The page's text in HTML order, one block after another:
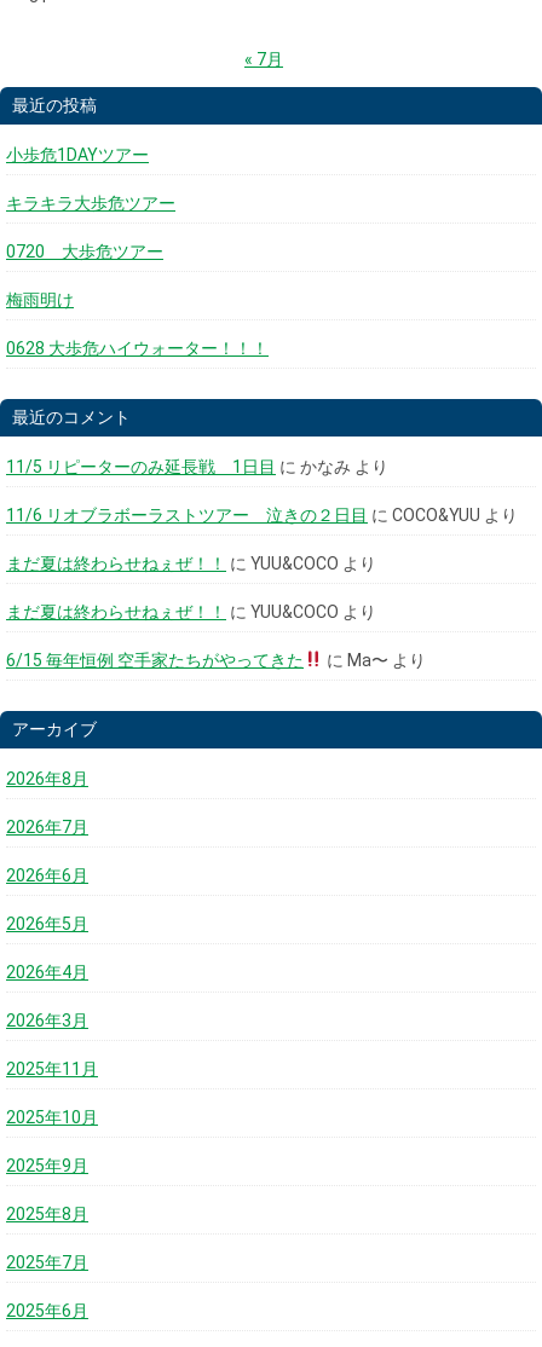
« 7月
最近の投稿
小歩危1DAYツアー
キラキラ大歩危ツアー
0720 大歩危ツアー
梅雨明け
0628 大歩危ハイウォーター！！！
最近のコメント
11/5 リピーターのみ延長戦 1日目 に かなみ より
11/6 リオブラボーラストツアー 泣きの２日目 に COCO&YUU より
まだ夏は終わらせねぇぜ！！ に YUU&COCO より
まだ夏は終わらせねぇぜ！！ に YUU&COCO より
6/15 毎年恒例 空手家たちがやってきた に Ma〜 より
アーカイブ
2026年8月
2026年7月
2026年6月
2026年5月
2026年4月
2026年3月
2025年11月
2025年10月
2025年9月
2025年8月
2025年7月
2025年6月